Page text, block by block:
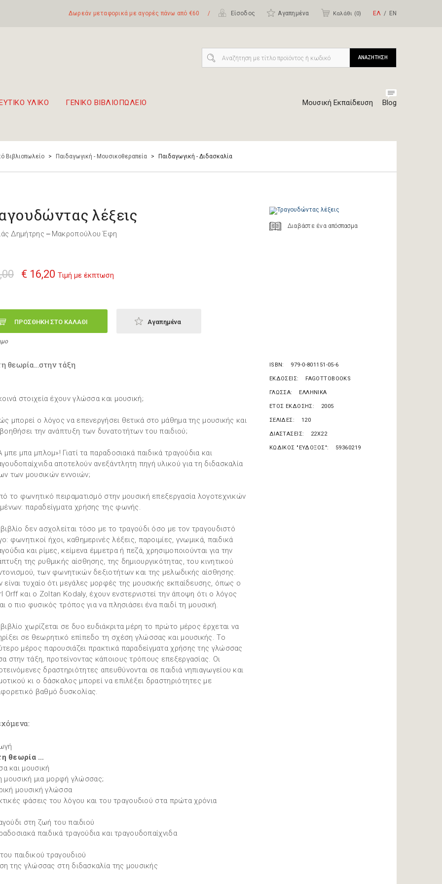
Δωρεάν μεταφορικά με αγορές πάνω από €60 / Είσοδος Αγαπημένα Καλάθι (0) ΕΛ ΕΝ
ΥΛΙΚΟ ΓΕΝΙΚΟ ΒΙΒΛΙΟΠΩΛΕΙΟ Μουσική Εκπαίδευση Blog
ΑΝΑΖΗΤΗΣΗ
Βιβλιοπωλείο > Παιδαγωγική - Μουσικοθεραπεία > Παιδαγωγική - Διδασκαλία
λέξεις
Δημήτρης — Μακροπούλου Έφη
€ 16,20 Τιμή με έκπτωση
ΠΡΟΣΘΗΚΗ ΣΤΟ ΚΑΛΑΘΙ Αγαπημένα
Διαβάστε ένα απόσπασμα
θεωρία...στην τάξη
στοιχεία έχουν γλώσσα και μουσική;
μπορεί ο λόγος να επενεργήσει θετικά στο μάθημα της μουσικής και
την ανάπτυξη των δυνατοτήτων του παιδιού;
μπε μπα μπλομ»! Γιατί τα παραδοσιακά παιδικά τραγούδια και
αποτελούν ανεξάντλητη πηγή υλικού για τη διδασκαλία
των μουσικών εννοιών;
το φωνητικό πειραματισμό στην μουσική επεξεργασία λογοτεχνικών
παραδείγματα χρήσης της φωνής.
δεν ασχολείται τόσο με το τραγούδι όσο με τον τραγουδιστό
φωνητικοί ήχοι, καθημερινές λέξεις, παροιμίες, γνωμικά, παιδικά
και ρίμες, κείμενα έμμετρα ή πεζά, χρησιμοποιούνται για την
της ρυθμικής αίσθησης, της δημιουργικότητας, του κινητικού
των φωνητικών δεξιοτήτων και της μελωδικής αίσθησης.
είναι τυχαίο ότι μεγάλες μορφές της μουσικής εκπαίδευσης, όπως ο
Orff και ο Zoltan Kodaly, έχουν ενστερνιστεί την άποψη ότι ο λόγος
ο πιο φυσικός τρόπος για να πλησιάσει ένα παιδί τη μουσική.
χωρίζεται σε δυο ευδιάκριτα μέρη το πρώτο μέρος έρχεται να
σε θεωρητικό επίπεδο τη σχέση γλώσσας και μουσικής. Το
μέρος παρουσιάζει πρακτικά παραδείγματα χρήσης της γλώσσας
στην τάξη, προτείνοντας κάποιους τρόπους επεξεργασίας. Οι
δραστηριότητες απευθύνονται σε παιδιά νηπιαγωγείου και
κι ο δάσκαλος μπορεί να επιλέξει δραστηριότητες με
βαθμό δυσκολίας.
θεωρία …
και µουσική
µουσική µια µορφή γλώσσας;
µουσική γλώσσα
φάσεις του λόγου και του τραγουδιού στα πρώτα χρόνια
στη ζωή του παιδιού
παιδικά τραγούδια και τραγουδοπαίχνιδα
παιδικού τραγουδιού
της γλώσσας στη διδασκαλία της µουσικής
ISBN 979-0-801151-05-6
ΕΚΔΟΣΕΙΣ FAGOTTOBOOKS
ΓΛΩΣΣΑ ΕΛΛΗΝΙΚΑ
ΕΤΟΣ ΕΚΔΟΣΗΣ 2005
ΣΕΛΙΔΕΣ 120
ΔΙΑΣΤΑΣΕΙΣ 22X22
ΚΩΔΙΚΟΣ "ΕΥΔΟΞΟΣ" 59360219